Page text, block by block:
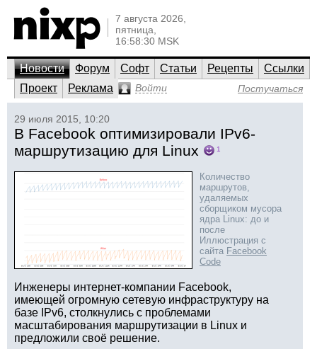
7 августа 2026,
пятница,
16:58:30 MSK
Новости Форум Софт Статьи Рецепты
Ссылки
Проект
Реклама Войти Постучаться
29 июля 2015, 10:20
В Facebook оптимизировали IPv6-
маршрутизацию для Linux
1
Количество
маршрутов,
удаляемых
сборщиком мусора
ядра Linux: до и
после
Иллюстрация с
сайта Facebook
Code
Инженеры интернет-компании Facebook,
имеющей огромную сетевую инфраструктуру на
базе IPv6, столкнулись с проблемами
масштабирования маршрутизации в Linux и
предложили своё решение.